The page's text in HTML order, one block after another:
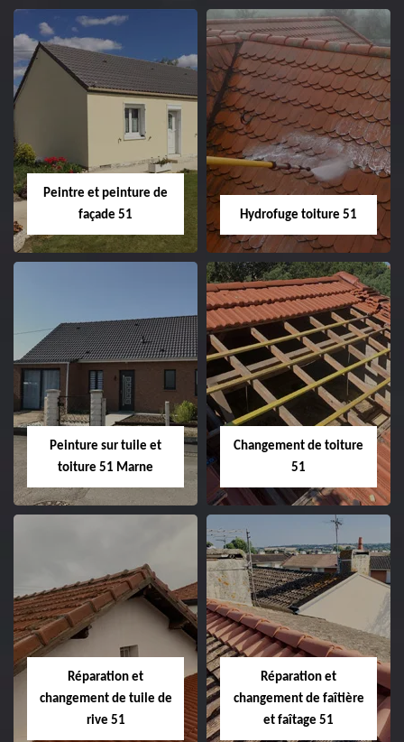
Peintre intérieur
Habillage planche
de rive 51
Peintre et peinture de
façade 51
Peintre et peinture
de façade 51
Hydrofuge toiture 51
Hydrofuge toiture
51
Peinture sur tuile et
toiture 51 Marne
Peinture sur tuile
et toiture 51
Marne
Changement de toiture
51
Changement de
toiture 51
Réparation et
changement de tuile de
rive 51
Réparation et
changement de faîtière
et faîtage 51